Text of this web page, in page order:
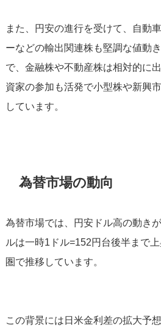
また、円安の進行を受けて、自動
ーなどの輸出関連株も堅調な値動
で、金融株や不動産株は相対的に
資家の参加も活発で小型株や新興
しています。
為替市場の動向
為替市場では、円安ドル高の動き
ルは一時1ドル=152円台後半まで
圏で推移しています。
この背景には日米金利差の拡大予